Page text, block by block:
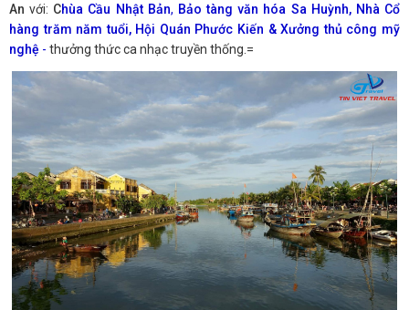
An với: Chùa Cầu Nhật Bản, Bảo tàng văn hóa Sa Huỳnh, Nhà Cổ
hàng trăm năm tuổi, Hội Quán Phước Kiến & Xưởng thủ công mỹ
nghệ - thưởng thức ca nhạc truyền thống.=